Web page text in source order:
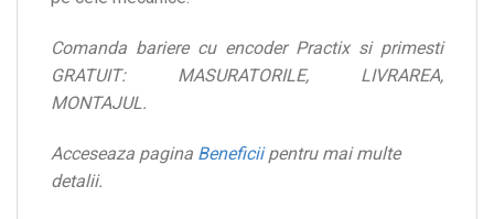
Comanda bariere cu encoder Practix si primesti
GRATUIT: MASURATORILE, LIVRAREA,
MONTAJUL.
Acceseaza pagina Beneficiipentru mai multe
detalii.